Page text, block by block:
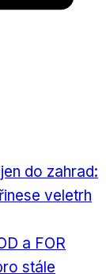
do zahrad:
veletrh
a FOR
stále